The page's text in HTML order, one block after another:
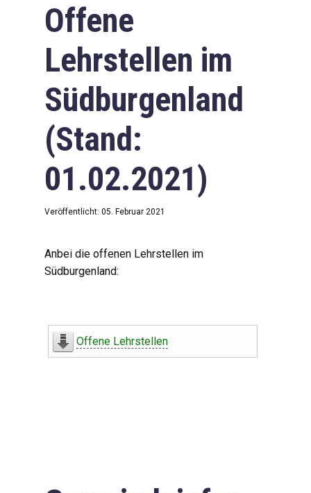
Offene
Lehrstellen im
Südburgenland
(Stand:
01.02.2021)
Veröffentlicht: 05. Februar 2021
Anbei die offenen Lehrstellen im
Südburgenland:
Offene Lehrstellen